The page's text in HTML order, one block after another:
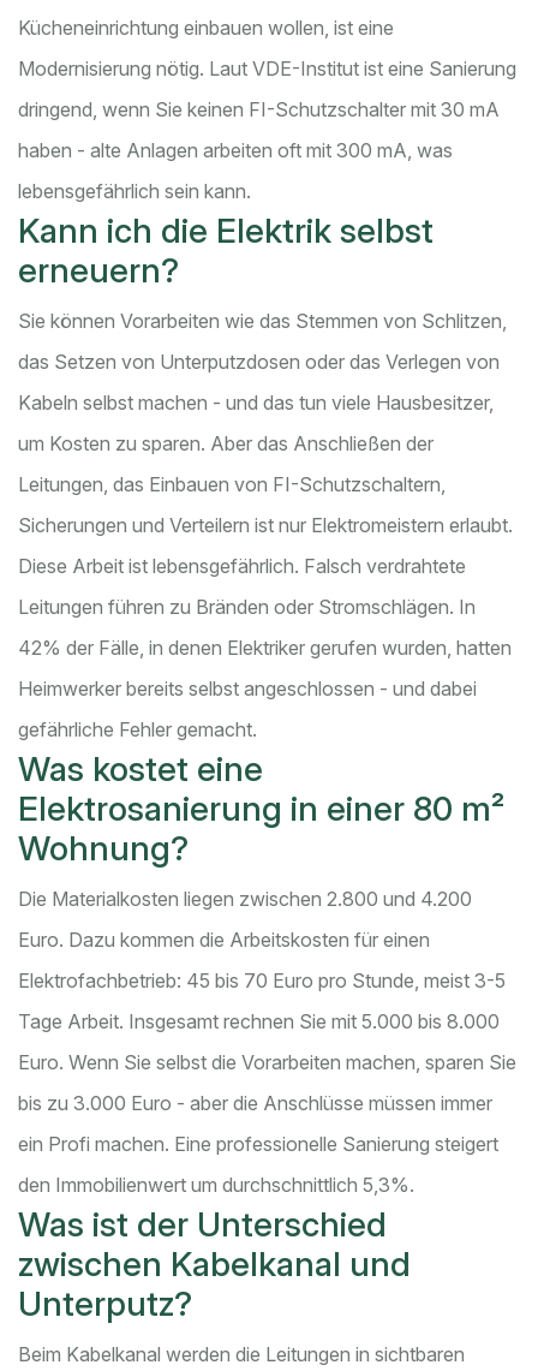
Kücheneinrichtung einbauen wollen, ist eine
Modernisierung nötig. Laut VDE-Institut ist eine Sanierung
dringend, wenn Sie keinen FI-Schutzschalter mit 30 mA
haben - alte Anlagen arbeiten oft mit 300 mA, was
lebensgefährlich sein kann.
Kann ich die Elektrik selbst
erneuern?
Sie können Vorarbeiten wie das Stemmen von Schlitzen,
das Setzen von Unterputzdosen oder das Verlegen von
Kabeln selbst machen - und das tun viele Hausbesitzer,
um Kosten zu sparen. Aber das Anschließen der
Leitungen, das Einbauen von FI-Schutzschaltern,
Sicherungen und Verteilern ist nur Elektromeistern erlaubt.
Diese Arbeit ist lebensgefährlich. Falsch verdrahtete
Leitungen führen zu Bränden oder Stromschlägen. In
42% der Fälle, in denen Elektriker gerufen wurden, hatten
Heimwerker bereits selbst angeschlossen - und dabei
gefährliche Fehler gemacht.
Was kostet eine
Elektrosanierung in einer 80 m²
Wohnung?
Die Materialkosten liegen zwischen 2.800 und 4.200
Euro. Dazu kommen die Arbeitskosten für einen
Elektrofachbetrieb: 45 bis 70 Euro pro Stunde, meist 3-5
Tage Arbeit. Insgesamt rechnen Sie mit 5.000 bis 8.000
Euro. Wenn Sie selbst die Vorarbeiten machen, sparen Sie
bis zu 3.000 Euro - aber die Anschlüsse müssen immer
ein Profi machen. Eine professionelle Sanierung steigert
den Immobilienwert um durchschnittlich 5,3%.
Was ist der Unterschied
zwischen Kabelkanal und
Unterputz?
Beim Kabelkanal werden die Leitungen in sichtbaren